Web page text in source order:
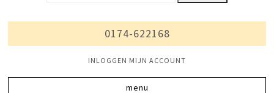
0174-622168
INLOGGEN MIJN ACCOUNT